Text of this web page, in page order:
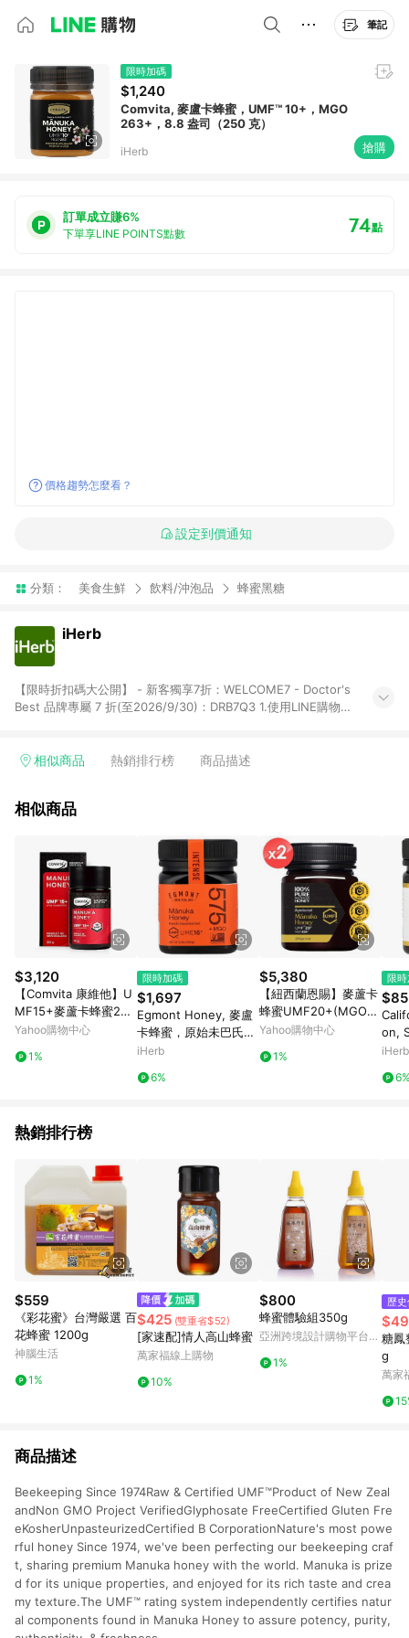
筆記
限時加碼
$1,240
Comvita, 麥盧卡蜂蜜，UMF™ 10+，MGO
263+，8.8 盎司（250 克）
iHerb 搶購
訂單成立賺6%
下單享LINE POINTS點數 74點
價格趨勢怎麼看？
設定到價通知
分類： 美食生鮮 飲料/沖泡品 蜂蜜黑糖
iHerb
【限時折扣碼大公開】 - 新客獨享7折：WELCOME7 - Doctor's
Best 品牌專屬 7 折(至2026/9/30)：DRB7Q3 1.使用LINE購物下
物頁面上提供的折扣碼，則不符合LINE POINTS 回饋資格（官方
碼或獎勵代碼 （會獲得獎勵金） 、英文數字亂數組合，如
格。 4.符合贈點資格者，將於出貨後3個工作日陸續發送交易訊
息通知。 5.點數將於廠商出貨後，隔天起算85天後陸續確認發
送。 6.國際商家之商品金額及回饋點數依據將以商品未稅價格為
準。 7.國際商家之商品金額可能受匯率影響而有微幅差異。 8. 如
需確認訂單回饋資格，僅提供訂購後60天內的訂單查詢。 9.多筆
訂單連續下單 : 每一筆訂單皆需獨立從LINE購物完成跳轉，在您
完成一筆訂單的跳轉及結帳後，若需再次下單，請務必重新透過
LINE購物跳轉至iHerb後再完成下單及結帳。
相似商品 熱銷排行榜 商品描述
相似商品
$3,120
【Comvita 康維他】U
MF15+麥蘆卡蜂蜜250
g
Yahoo購物中心
1%
限時加碼
$1,697
Egmont Honey, 麥盧
卡蜂蜜，原始未巴氏除
菌，UMF™ 16+，MG
50 克）
iHerb
6%
$5,380
【紐西蘭恩賜】麥蘆卡
蜂蜜UMF20+(MGO82
6+) 2瓶組(250公克/
Yahoo購物中心
1%
限
on,
卡
克）
iHerb
熱銷排行榜
$559
《彩花蜜》台灣嚴選 百
花蜂蜜 1200g
神腦生活
1%
$425 (雙重省$52)
[家速配]情人高山蜂蜜
萬家福線上購物
10%
$800
蜂蜜體驗組350g
亞洲跨境設計購物平台
1%
歷
$49
糖鳳
g
萬家
商品描述
Beekeeping Since 1974Raw & Certified UMF™Product of New Zeal
andNon GMO Project VerifiedGlyphosate FreeCertified Gluten Fre
eKosherUnpasteurizedCertified B CorporationNature's most powe
rful honey Since 1974, we've been perfecting our beekeeping craf
t, sharing premium Manuka honey with the world. Manuka is prize
d for its unique properties, and enjoyed for its rich taste and crea
my texture.The UMF™ rating system independently certifies natur
al components found in Manuka Honey to assure potency, purity,